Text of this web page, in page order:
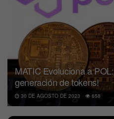
MATIC Evoluciona a
generación de tokens!
30 DE AGOSTO DE 2023 658